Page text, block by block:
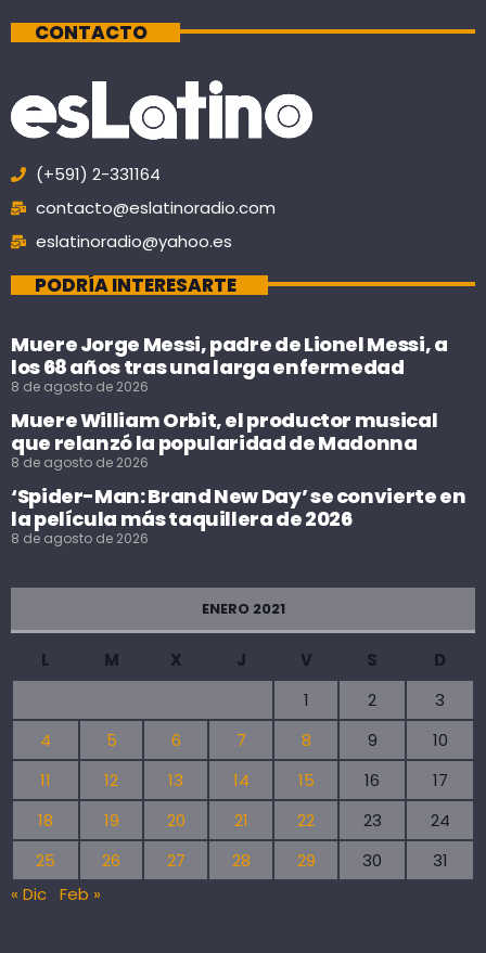
CONTACTO
(+591) 2-331164
contacto@eslatinoradio.com
eslatinoradio@yahoo.es
PODRÍA INTERESARTE
Muere Jorge Messi, padre de Lionel Messi, a
los 68 años tras una larga enfermedad
8 de agosto de 2026
Muere William Orbit, el productor musical
que relanzó la popularidad de Madonna
8 de agosto de 2026
‘Spider-Man: Brand New Day’ se convierte en
la película más taquillera de 2026
8 de agosto de 2026
ENERO 2021
L M X J V S
D
1
2
3
4
5 6 7 8 9
10
11
12 13 14 15 16
17
18
19 20 21 22 23
24
25
26 27 28 29 30
31
« Dic Feb »